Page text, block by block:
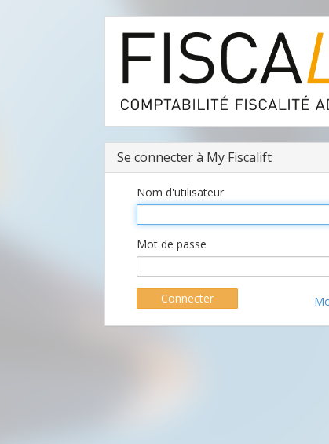
Se connecter à My Fiscalift
Nom d'utilisateur
Mot de passe
Connecter